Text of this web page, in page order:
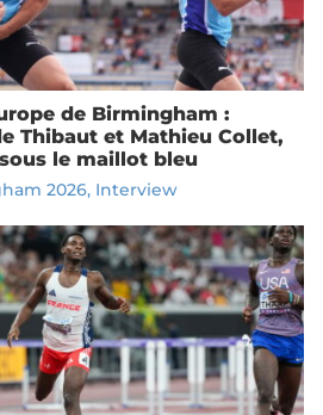
de Birmingham :
Thibaut et Mathieu Collet,
le maillot bleu
2026, Interview